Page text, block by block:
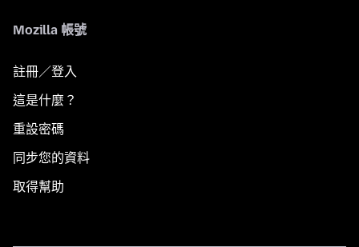
Mozilla 帳號
註冊／登入
這是什麼？
重設密碼
同步您的資料
取得幫助